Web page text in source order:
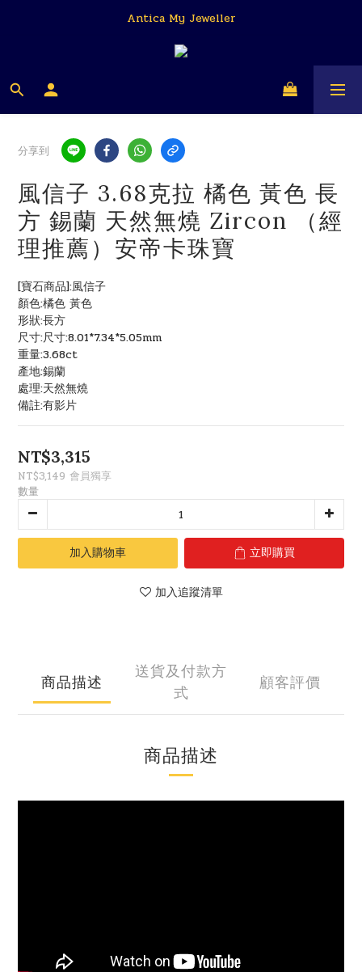
Antica My Jeweller
安帝卡 我的珠寶商
分享到
風信子 3.68克拉 橘色 黃色 長
方 錫蘭 天然無燒 Zircon （經
理推薦）安帝卡珠寶
[寶石商品]:風信子
顏色:橘色 黃色
形狀:長方
尺寸:尺寸:8.01*7.34*5.05mm
重量:3.68ct
產地:錫蘭
處理:天然無燒
備註:有影片
NT$3,315
NT$3,149 會員獨享
數量
加入購物車 立即購買
加入追蹤清單
商品描述
送貨及付款方
式
顧客評價
商品描述